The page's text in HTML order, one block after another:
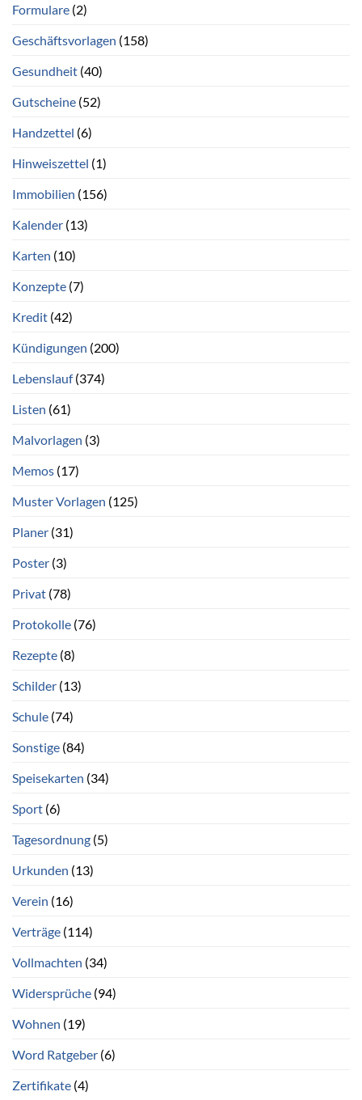
Formulare (2)
Geschäftsvorlagen (158)
Gesundheit (40)
Gutscheine (52)
Handzettel (6)
Hinweiszettel (1)
Immobilien (156)
Kalender (13)
Karten (10)
Konzepte (7)
Kredit (42)
Kündigungen (200)
Lebenslauf(374)
Listen (61)
Malvorlagen (3)
Memos (17)
Muster Vorlagen (125)
Planer (31)
Poster (3)
Privat (78)
Protokolle (76)
Rezepte (8)
Schilder (13)
Schule (74)
Sonstige (84)
Speisekarten (34)
Sport (6)
Tagesordnung (5)
Urkunden (13)
Verein (16)
Verträge (114)
Vollmachten (34)
Widersprüche (94)
Wohnen (19)
Word Ratgeber (6)
Zertifikate (4)